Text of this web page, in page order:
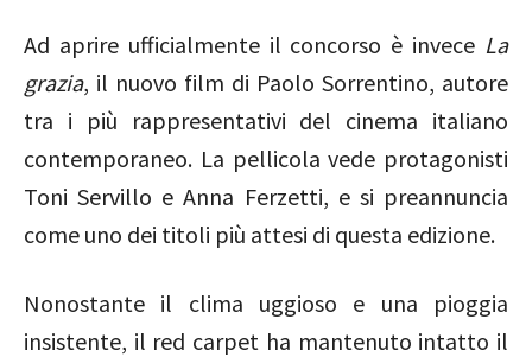
Ad aprire ufficialmente il concorso è invece La
grazia, il nuovo film di Paolo Sorrentino, autore
tra i più rappresentativi del cinema italiano
contemporaneo. La pellicola vede protagonisti
Toni Servillo eAnna Ferzetti, e si preannuncia
come uno dei titoli più attesi di questa edizione.
Nonostante il clima uggioso e una pioggia
insistente, il red carpet ha mantenuto intatto il